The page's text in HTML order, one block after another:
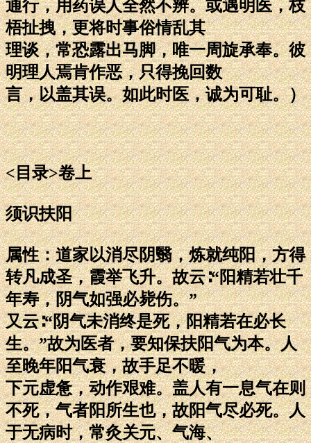
通行，用药误人全然不辨。或遇明医，枝
梧扯拽，更将时事俗情乱其
理谈，常恐露出马脚，唯一周旋承奉。彼
明理人焉肯作恶，只得挽回数
言，以盖其误。如此时医，诚为可耻。）
<目录>卷上
须识扶阳
属性：道家以消尽阴翳，炼就纯阳，方得
转凡成圣，霞举飞升。故云∶“阳精若壮千
年寿，阴气如强必毙伤。”
又云∶“阴气未消终是死，阳精若在必长
生。”故为医者，要知保扶阳气为本。人
至晚年阳气衰，故手足不暖，
下元虚惫，动作艰难。盖人有一息气在则
不死，气者阳所生也，故阳气尽必死。人
于无病时，常灸关元、气海、